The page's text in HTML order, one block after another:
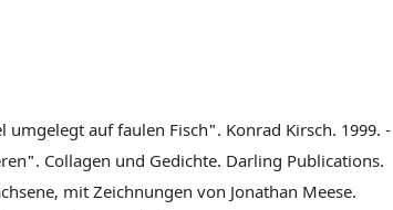
umgelegt auf faulen Fisch". Konrad Kirsch. 1999. -
Collagen und Gedichte. Darling Publications.
mit Zeichnungen von Jonathan Meese.